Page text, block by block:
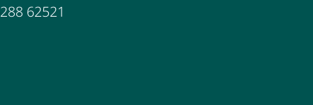
62521